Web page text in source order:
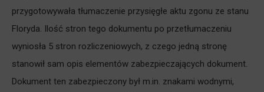
przygotowywała tłumaczenie przysięgłe aktu zgonu ze stanu
Floryda. Ilość stron tego dokumentu po przetłumaczeniu
wyniosła 5 stron rozliczeniowych, z czego jedną stronę
stanowił sam opis elementów zabezpieczających dokument.
Dokument ten zabezpieczony był m.in. znakami wodnymi,